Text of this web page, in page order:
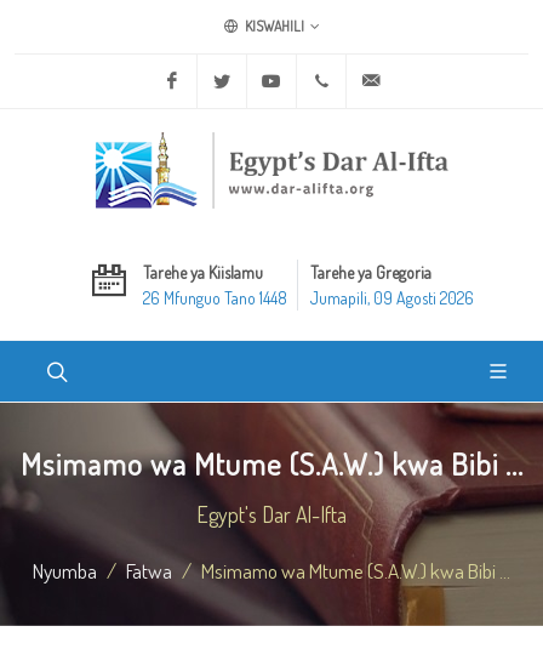
KISWAHILI
Facebook Twitter Youtube +20 2 25970400
Tarehe ya Kiislamu
26 Mfunguo Tano 1448
Tarehe ya Gregoria
Jumapili, 09 Agosti 2026
Msimamo wa Mtume (S.A.W.) kwa Bibi ...
Egypt's Dar Al-Ifta
Nyumba Fatwa Msimamo wa Mtume (S.A.W.) kwa Bibi ...